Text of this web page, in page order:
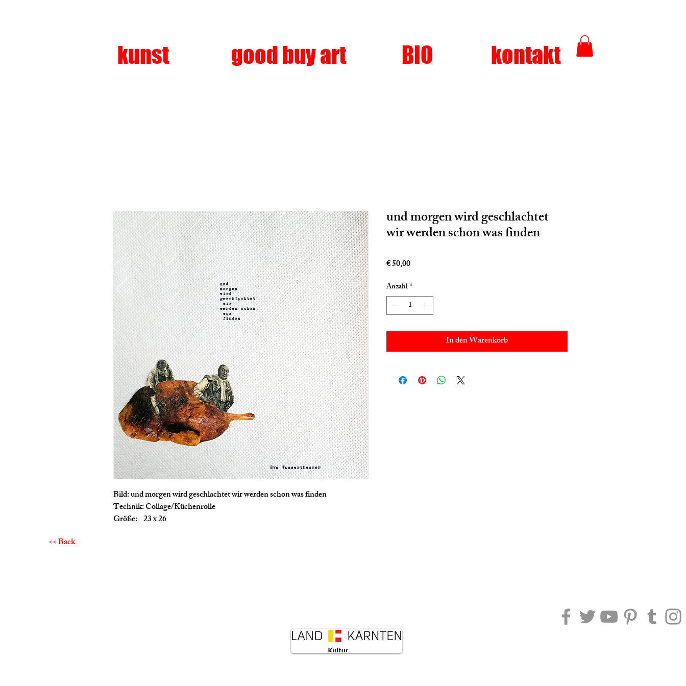
kunst good buy art BIO kontakt
Bild: und morgen wird geschlachtet wir werden schon was finden
Technik: Collage/Küchenrolle
Größe: 23 x 26
und morgen wird geschlachtet
wir werden schon was finden
€ 50,00Preis
Anzahl*
In den Warenkorb
<< Back